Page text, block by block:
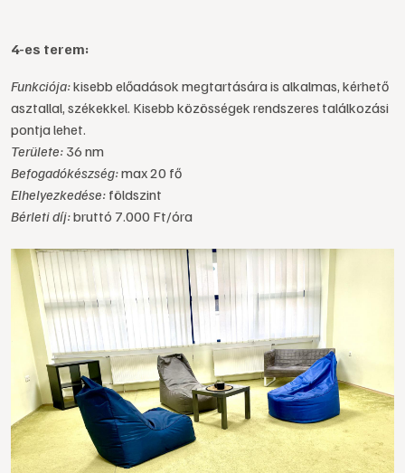
4-es terem:
Funkciója:kisebb előadások megtartására is alkalmas, kérhető
asztallal, székekkel. Kisebb közösségek rendszeres találkozási
pontja lehet.
Területe: 36 nm
Befogadókészség:max 20 fő
Elhelyezkedése: földszint
Bérleti díj:bruttó 7.000 Ft/óra